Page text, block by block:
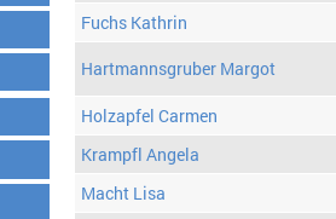
Fuchs Kathrin
Hartmannsgruber Margot
Holzapfel Carmen
Krampfl Angela
Macht Lisa